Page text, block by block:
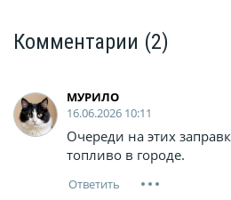
Комментарии (2)
МУРИЛО
16.06.2026 10:11
Очереди на этих
топливо в городе.